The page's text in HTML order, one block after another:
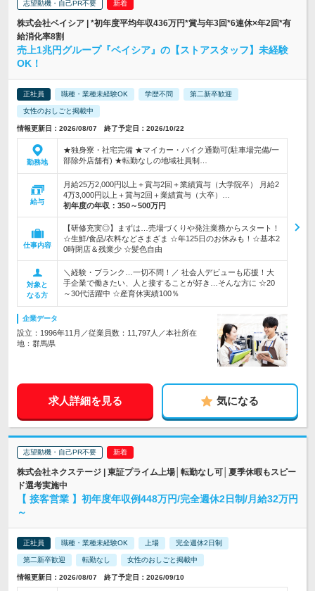
志望動機・自己PR不要
株式会社ベイシア | *初年度平均年収436万円*賞与年3回*6連休×年2回*有
給消化率8割
売上1兆円グループ『ベイシア』の【ストアスタッフ】未経験
OK！
正社員 職種・業種未経験OK 学歴不問 第二新卒歓迎
女性のおしごと掲載中
情報更新日：2026/08/07 終了予定日：2026/10/22
勤務地
★独身寮・社宅完備 ★マイカー・バイク通勤可(駐車場完備/一
部除外店舗有) ★転勤なしの地域社員制…
給与
月給25万2,000円以上＋賞与2回＋業績賞与（大学院卒） 月給2
4万3,000円以上＋賞与2回＋業績賞与（大卒）…
初年度の年収： 350～500万円
仕事内容
【研修充実◎】まずは…売場づくりや発注業務からスタート！
☆生鮮/食品/衣料などさまざま ☆年125日のお休みも！☆基本2
0時閉店＆残業少 ☆髪色自由
対象と
なる方
＼経験・ブランク…一切不問！／ 社会人デビューも応援！大
手企業で働きたい、人と接することが好き…そんな方に ☆20
～30代活躍中 ☆産育休実績100％
企業データ
設立：1996年11月／従業員数：11,797人／本社所在
地：群馬県
求人詳細を見る 気になる
志望動機・自己PR不要
株式会社ネクステージ | 東証プライム上場│転勤なし可│夏季休暇もスピー
ド選考実施中
【 接客営業 】初年度年収例448万円/完全週休2日制/月給32万円
～
正社員 職種・業種未経験OK 上場 完全週休2日制
第二新卒歓迎 転勤なし 女性のおしごと掲載中
情報更新日：2026/08/07 終了予定日：2026/09/10